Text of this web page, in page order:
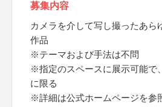
募集内容
カメラを介して写し撮ったあら
作品
※テーマおよび手法は不問
※指定のスペースに展示可能で
に限る
※詳細は公式ホームページを参